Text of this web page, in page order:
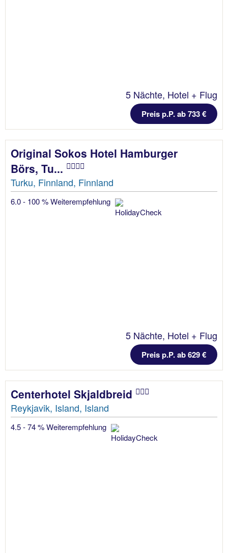
5 Nächte, Hotel + Flug
Preis p.P. ab 733 €
Original Sokos Hotel Hamburger
Börs, Tu...
Turku, Finnland, Finnland
6.0 - 100 % Weiterempfehlung
5 Nächte, Hotel + Flug
Preis p.P. ab 629 €
Centerhotel Skjaldbreid
Reykjavik, Island, Island
4.5 - 74 % Weiterempfehlung